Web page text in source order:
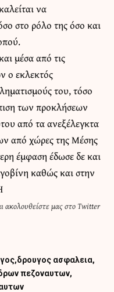
να
στο ρόλο της όσο και
μέσα από τις
ο εκλεκτός
του, τόσο
των προκλήσεων
από τα ανεξέλεγκτα
από χώρες της Μέσης
έμφαση έδωσε δε και
καθώς και στην
ακολουθείστε μας στο Twitter
δρουγος ασφαλεια
πεζοναυτων